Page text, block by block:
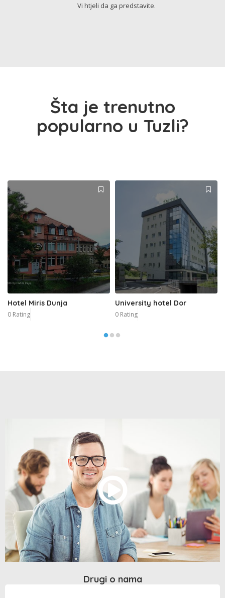
Vi htjeli da ga predstavite.
Šta je trenutno
popularno u Tuzli?
Hotel Miris Dunja
0 Rating
University hotel Dor
0 Rating
Drugi o nama